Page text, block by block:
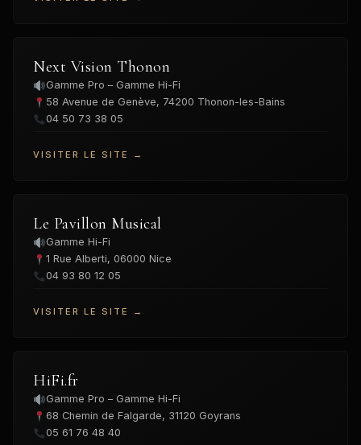
Next Vision Thonon
Gamme Pro – Gamme Hi-Fi
58 Avenue de Genève, 74200 Thonon-les-Bains
04 50 73 38 05
VISITER LE SITE →
Le Pavillon Musical
Gamme Hi-Fi
1 Rue Alberti, 06000 Nice
04 93 80 12 05
VISITER LE SITE →
HiFi.fr
Gamme Pro – Gamme Hi-Fi
68 Chemin de Falgarde, 31120 Goyrans
05 61 76 48 40